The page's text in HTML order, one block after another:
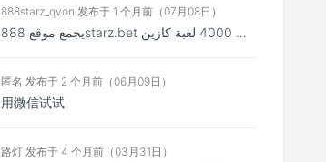
888starz_qvon 发布于 1 个月前（07月08日）
يجمع موقع 888starz.bet بين أكثر من 4000 لعبة كازين...
匿名 发布于 2 个月前（06月09日）
用微信试试
路灯 发布于 4 个月前（03月31日）